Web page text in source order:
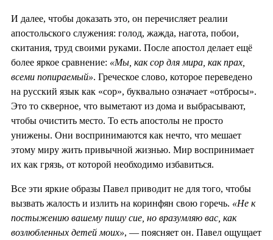
И далее, чтобы доказать это, он перечисляет реалии
апостольского служения: голод, жажда, нагота, побои,
скитания, труд своими руками. После апостол делает ещё
более яркое сравнение: «Мы, как сор для мира, как прах,
всеми попираемый». Греческое слово, которое переведено
на русский язык как «сор», буквально означает «отбросы».
Это то скверное, что выметают из дома и выбрасывают,
чтобы очистить место. То есть апостолы не просто
унижены. Они воспринимаются как нечто, что мешает
этому миру жить привычной жизнью. Мир воспринимает
их как грязь, от которой необходимо избавиться.
Все эти яркие образы Павел приводит не для того, чтобы
вызвать жалость и излить на коринфян свою горечь. «Не к
постыжению вашему пишу сие, но вразумляю вас, как
возлюбленных детей моих», — поясняет он. Павел ощущает